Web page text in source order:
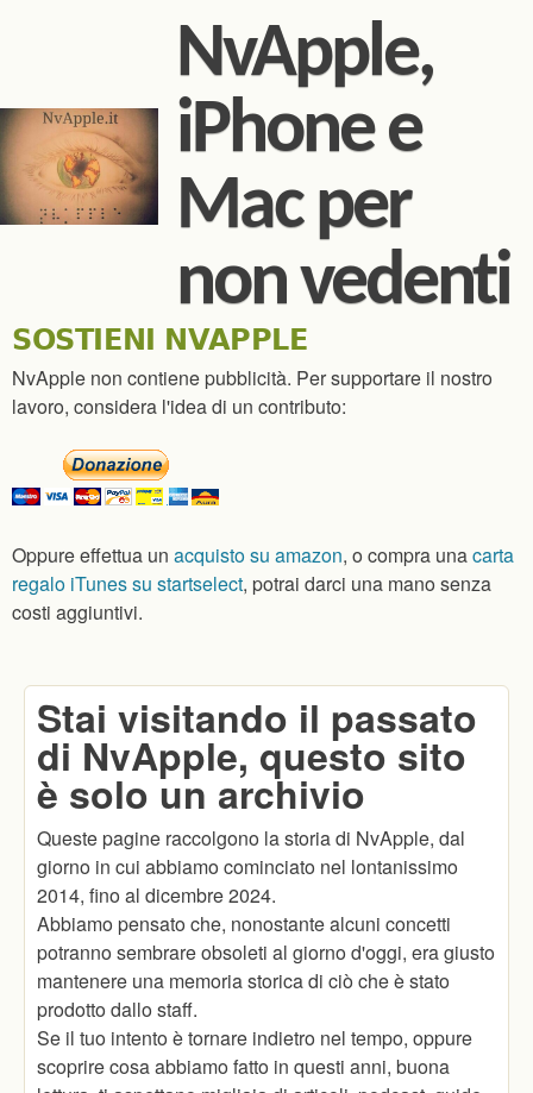
Salta al contenuto
principale
NvApple,
iPhone e
Mac per
non vedenti
SOSTIENI NVAPPLE
NvApple non contiene pubblicità. Per supportare il nostro
lavoro, considera l'idea di un contributo:
Oppure effettua un acquisto su amazon, o compra unacarta
regalo iTunes su startselect, potrai darci una mano senza
costi aggiuntivi.
Stai visitando il passato
di NvApple, questo sito
è solo un archivio
Queste pagine raccolgono la storia di NvApple, dal
giorno in cui abbiamo cominciato nel lontanissimo
2014, fino al dicembre 2024.
Abbiamo pensato che, nonostante alcuni concetti
potranno sembrare obsoleti al giorno d'oggi, era giusto
mantenere una memoria storica di ciò che è stato
prodotto dallo staff.
Se il tuo intento è tornare indietro nel tempo, oppure
scoprire cosa abbiamo fatto in questi anni, buona